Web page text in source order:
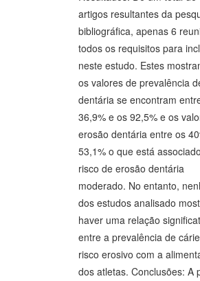
artigos resultantes da
bibliográfica, apenas 6
todos os requisitos para
neste estudo. Estes
os valores de prevalência
dentária se encontram
36,9% e os 92,5% e os
erosão dentária entre os
53,1% o que está
risco de erosão dentária
moderado. No entanto,
dos estudos analisado
haver uma relação
entre a prevalência de
risco erosivo com a
dos atletas. Conclusões: A